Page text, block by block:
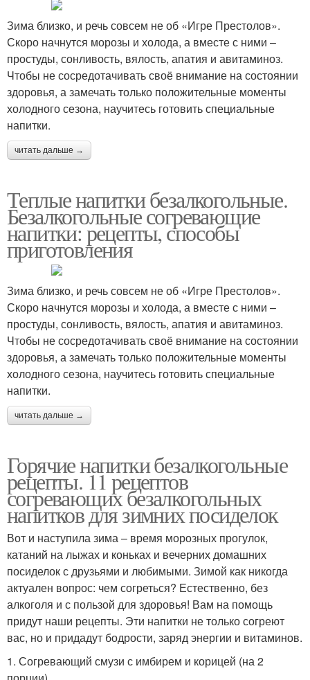
Зима близко, и речь совсем не об «Игре Престолов».
Скоро начнутся морозы и холода, а вместе с ними –
простуды, сонливость, вялость, апатия и авитаминоз.
Чтобы не сосредотачивать своё внимание на состоянии
здоровья, а замечать только положительные моменты
холодного сезона, научитесь готовить специальные
напитки.
читать дальше →
Теплые напитки безалкогольные.
Безалкогольные согревающие
напитки: рецепты, способы
приготовления
Зима близко, и речь совсем не об «Игре Престолов».
Скоро начнутся морозы и холода, а вместе с ними –
простуды, сонливость, вялость, апатия и авитаминоз.
Чтобы не сосредотачивать своё внимание на состоянии
здоровья, а замечать только положительные моменты
холодного сезона, научитесь готовить специальные
напитки.
читать дальше →
Горячие напитки безалкогольные
рецепты. 11 рецептов
согревающих безалкогольных
напитков для зимних посиделок
Вот и наступила зима – время морозных прогулок,
катаний на лыжах и коньках и вечерних домашних
посиделок с друзьями и любимыми. Зимой как никогда
актуален вопрос: чем согреться? Естественно, без
алкоголя и с пользой для здоровья! Вам на помощь
придут наши рецепты. Эти напитки не только согреют
вас, но и придадут бодрости, заряд энергии и витаминов.
1. Согревающий смузи с имбирем и корицей (на 2